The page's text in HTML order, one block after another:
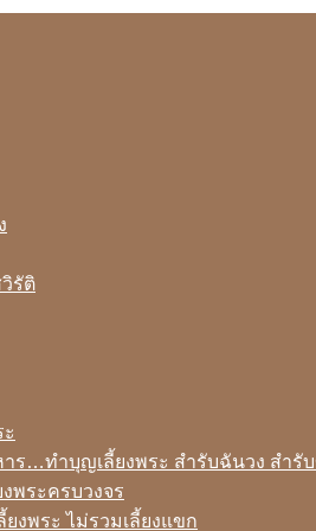
รัติ
าร…ทำบุญเลี้ยงพระ สำรับฉันวง สำรั
พระครบวงจร
งพระ ไม่รวมเลี้ยงแขก